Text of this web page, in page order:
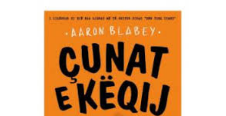
SHTOJE NË SHPORTË